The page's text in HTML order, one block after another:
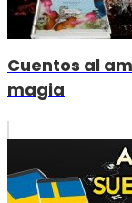
Cuentos al
magia